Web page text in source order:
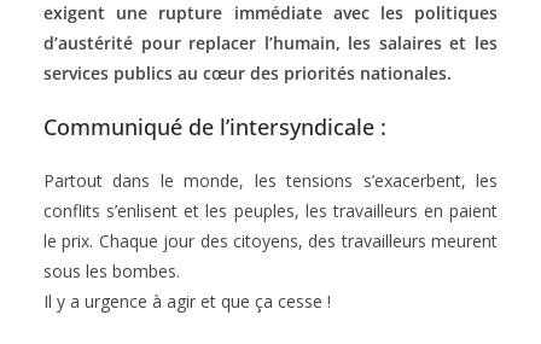
exigent une rupture immédiate avec les politiques
d’austérité pour replacer l’humain, les salaires et les
services publics au cœur des priorités nationales.
Communiqué de l’intersyndicale :
Partout dans le monde, les tensions s’exacerbent, les
conflits s’enlisent et les peuples, les travailleurs en paient
le prix. Chaque jour des citoyens, des travailleurs meurent
sous les bombes.
Il y a urgence à agir et que ça cesse !